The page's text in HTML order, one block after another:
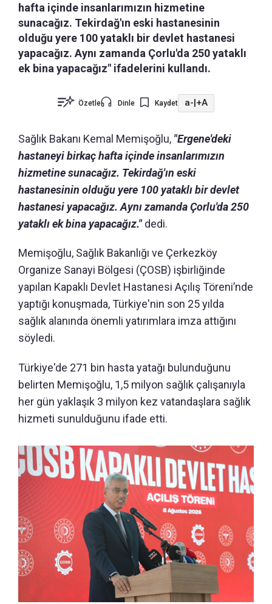
hafta içinde insanlarımızın hizmetine
sunacağız. Tekirdağ'ın eski hastanesinin
olduğu yere 100 yataklı bir devlet hastanesi
yapacağız. Aynı zamanda Çorlu'da 250 yataklı
ek bina yapacağız" ifadelerini kullandı.
Özetle Dinle Kaydet a- +A
Sağlık Bakanı Kemal Memişoğlu, "Ergene'deki
hastaneyi birkaç hafta içinde insanlarımızın
hizmetine sunacağız. Tekirdağ'ın eski
hastanesinin olduğu yere 100 yataklı bir devlet
hastanesi yapacağız. Aynı zamanda Çorlu'da 250
yataklı ek bina yapacağız."dedi.
Memişoğlu, Sağlık Bakanlığı ve Çerkezköy
Organize Sanayi Bölgesi (ÇOSB) işbirliğinde
yapılan Kapaklı Devlet Hastanesi Açılış Töreni’nde
yaptığı konuşmada, Türkiye'nin son 25 yılda
sağlık alanında önemli yatırımlara imza attığını
söyledi.
Türkiye'de 271 bin hasta yatağı bulunduğunu
belirten Memişoğlu, 1,5 milyon sağlık çalışanıyla
her gün yaklaşık 3 milyon kez vatandaşlara sağlık
hizmeti sunulduğunu ifade etti.